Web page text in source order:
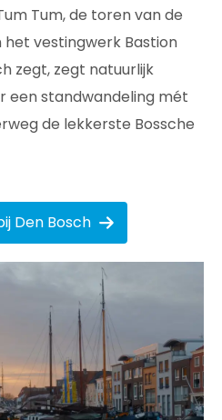
Tum, de toren van de
vestingwerk Bastion
zegt, zegt natuurlijk
een standwandeling mét
de lekkerste Bossche
Den Bosch